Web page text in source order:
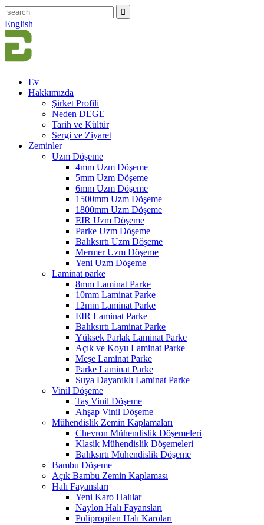
English
Ev
Hakkımızda
Şirket Profili
Neden DEGE
Tarih ve Kültür
Sergi ve Ziyaret
Zeminler
Uzm Döşeme
4mm Uzm Döşeme
5mm Uzm Döşeme
6mm Uzm Döşeme
1500mm Uzm Döşeme
1800mm Uzm Döşeme
EIR Uzm Döşeme
Parke Uzm Döşeme
Balıksırtı Uzm Döşeme
Mermer Uzm Döşeme
Yeni Uzm Döşeme
Laminat parke
8mm Laminat Parke
10mm Laminat Parke
12mm Laminat Parke
EIR Laminat Parke
Balıksırtı Laminat Parke
Yüksek Parlak Laminat Parke
Açık ve Koyu Laminat Parke
Meşe Laminat Parke
Parke Laminat Parke
Suya Dayanıklı Laminat Parke
Vinil Döşeme
Taş Vinil Döşeme
Ahşap Vinil Döşeme
Mühendislik Zemin Kaplamaları
Chevron Mühendislik Döşemeleri
Klasik Mühendislik Döşemeleri
Balıksırtı Mühendislik Döşeme
Bambu Döşeme
Açık Bambu Zemin Kaplaması
Halı Fayansları
Yeni Karo Halılar
Naylon Halı Fayansları
Polipropilen Halı Karoları